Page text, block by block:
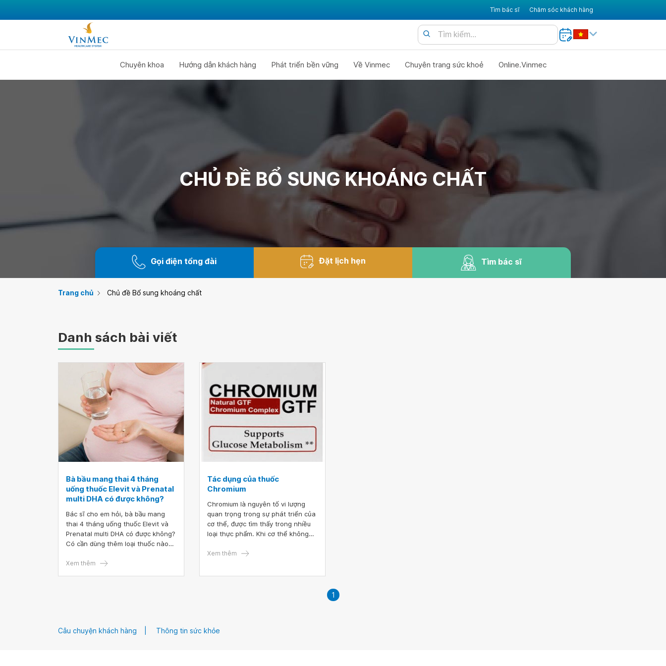
Tìm bác sĩ Chăm sóc khách hàng
Chuyên khoa Hướng dẫn khách hàng Phát triển bền vững Về Vinmec Chuyên trang sức khoẻ Online.Vinmec
CHỦ ĐỀ BỔ SUNG KHOÁNG CHẤT
Gọi điện tổng đài Đặt lịch hẹn Tìm bác sĩ
Trang chủ Chủ đề Bổ sung khoáng chất
Danh sách bài viết
Bà bầu mang thai 4 tháng
uống thuốc Elevit và Prenatal
multi DHA có được không?
Bác sĩ cho em hỏi, bà bầu mang
thai 4 tháng uống thuốc Elevit và
Prenatal multi DHA có được không?
Có cần dùng thêm loại thuốc nào
Xem thêm
Tác dụng của thuốc
Chromium
Chromium là nguyên tố vi lượng
quan trọng trong sự phát triển của
cơ thể, được tìm thấy trong nhiều
loại thực phẩm. Khi cơ thể không
uống do nhiều nguyên nhân thì cần
Xem thêm
1
Câu chuyện khách hàng Thông tin sức khỏe